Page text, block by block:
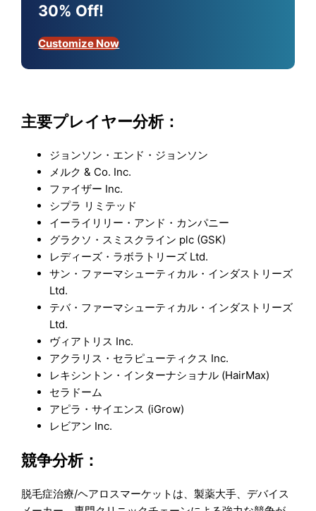
30% Off!
Customize Now
主要プレイヤー分析：
ジョンソン・エンド・ジョンソン
メルク & Co. Inc.
ファイザー Inc.
シプラ リミテッド
イーライリリー・アンド・カンパニー
グラクソ・スミスクライン plc (GSK)
レディーズ・ラボラトリーズ Ltd.
サン・ファーマシューティカル・インダストリーズ
Ltd.
テバ・ファーマシューティカル・インダストリーズ
Ltd.
ヴィアトリス Inc.
アクラリス・セラピューティクス Inc.
レキシントン・インターナショナル (HairMax)
セラドーム
アピラ・サイエンス (iGrow)
レビアン Inc.
競争分析：
脱毛症治療/ヘアロスマーケットは、製薬大手、デバイス